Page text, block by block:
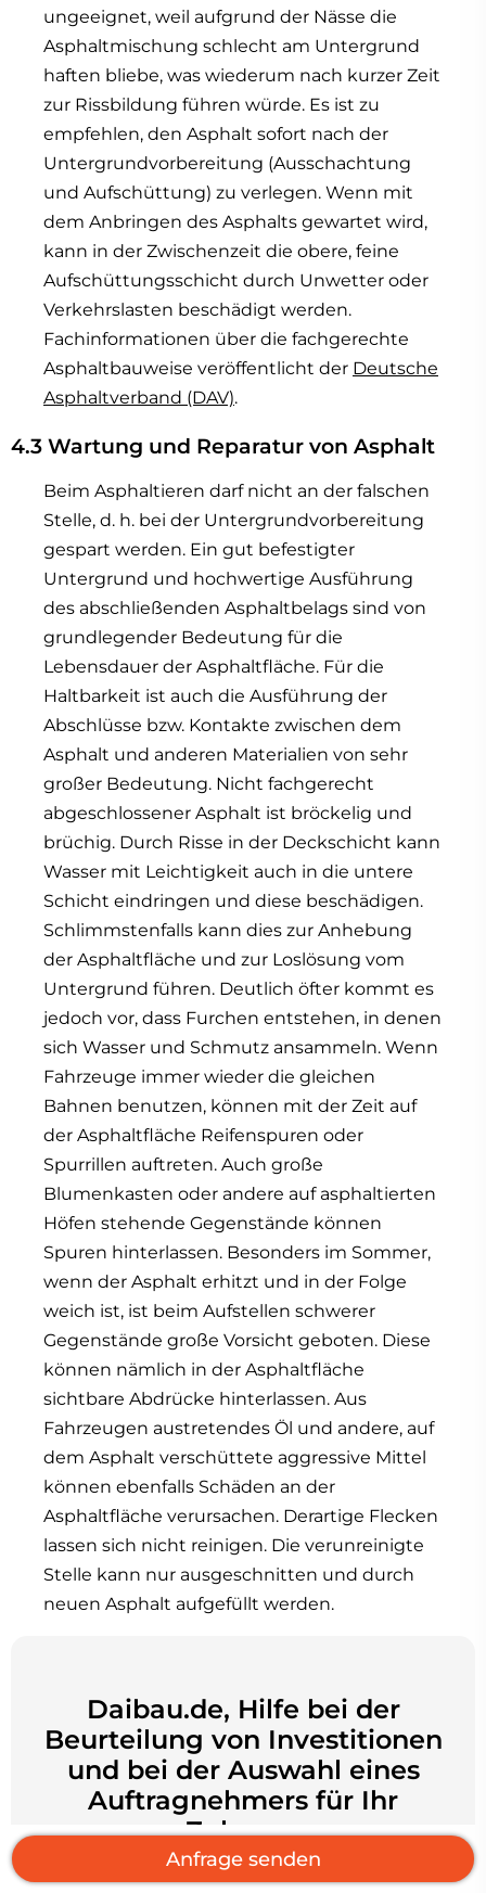
Anfrage senden
ungeeignet, weil aufgrund der Nässe die
Asphaltmischung schlecht am Untergrund
haften bliebe, was wiederum nach kurzer Zeit
zur Rissbildung führen würde. Es ist zu
empfehlen, den Asphalt sofort nach der
Untergrundvorbereitung (Ausschachtung
und Aufschüttung) zu verlegen. Wenn mit
dem Anbringen des Asphalts gewartet wird,
kann in der Zwischenzeit die obere, feine
Aufschüttungsschicht durch Unwetter oder
Verkehrslasten beschädigt werden.
Fachinformationen über die fachgerechte
Asphaltbauweise veröffentlicht der Deutsche
Asphaltverband (DAV).
4.3 Wartung und Reparatur von Asphalt
Beim Asphaltieren darf nicht an der falschen
Stelle, d. h. bei der Untergrundvorbereitung
gespart werden. Ein gut befestigter
Untergrund und hochwertige Ausführung
des abschließenden Asphaltbelags sind von
grundlegender Bedeutung für die
Lebensdauer der Asphaltfläche. Für die
Haltbarkeit ist auch die Ausführung der
Abschlüsse bzw. Kontakte zwischen dem
Asphalt und anderen Materialien von sehr
großer Bedeutung. Nicht fachgerecht
abgeschlossener Asphalt ist bröckelig und
brüchig. Durch Risse in der Deckschicht kann
Wasser mit Leichtigkeit auch in die untere
Schicht eindringen und diese beschädigen.
Schlimmstenfalls kann dies zur Anhebung
der Asphaltfläche und zur Loslösung vom
Untergrund führen. Deutlich öfter kommt es
jedoch vor, dass Furchen entstehen, in denen
sich Wasser und Schmutz ansammeln. Wenn
Fahrzeuge immer wieder die gleichen
Bahnen benutzen, können mit der Zeit auf
der Asphaltfläche Reifenspuren oder
Spurrillen auftreten. Auch große
Blumenkasten oder andere auf asphaltierten
Höfen stehende Gegenstände können
Spuren hinterlassen. Besonders im Sommer,
wenn der Asphalt erhitzt und in der Folge
weich ist, ist beim Aufstellen schwerer
Gegenstände große Vorsicht geboten. Diese
können nämlich in der Asphaltfläche
sichtbare Abdrücke hinterlassen. Aus
Fahrzeugen austretendes Öl und andere, auf
dem Asphalt verschüttete aggressive Mittel
können ebenfalls Schäden an der
Asphaltfläche verursachen. Derartige Flecken
lassen sich nicht reinigen. Die verunreinigte
Stelle kann nur ausgeschnitten und durch
neuen Asphalt aufgefüllt werden.
Daibau.de, Hilfe bei der
Beurteilung von Investitionen
und bei der Auswahl eines
Auftragnehmers für Ihr
Zuhause